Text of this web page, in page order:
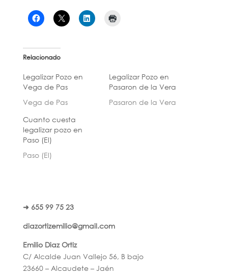
Relacionado
Legalizar Pozo en
Vega de Pas
Vega de Pas
Legalizar Pozo en
Pasaron de la Vera
Pasaron de la Vera
Cuanto cuesta
legalizar pozo en
Paso (El)
Paso (El)
➜ 655 99 75 23
diazortizemilio@gmail.com
Emilio Diaz Ortiz
C/ Alcalde Juan Vallejo 56, B bajo
23660 – Alcaudete – Jaén